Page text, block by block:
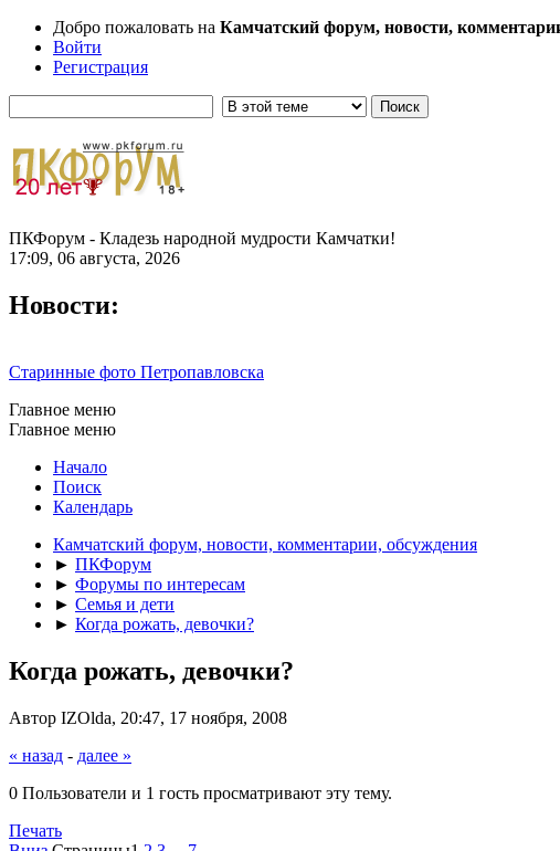
Добро пожаловать на Камчатский форум, новости,
Войти
Регистрация
ПКФорум - Кладезь народной мудрости Камчатки!
17:09, 06 августа, 2026
Новости:
Старинные фото Петропавловска
Главное меню
Главное меню
Начало
Поиск
Календарь
Камчатский форум, новости, комментарии, обсуждения
► ПКФорум
► Форумы по интересам
► Семья и дети
► Когда рожать, девочки?
Когда рожать, девочки?
Автор IZOlda, 20:47, 17 ноября, 2008
« назад - далее »
0 Пользователи и 1 гость просматривают эту тему.
Печать